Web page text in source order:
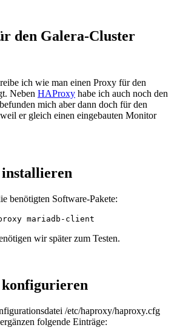
den Galera-Cluster
ich wie man einen Proxy für den
Neben HAProxy habe ich auch noch den
mich aber dann doch für den
er gleich einen eingebauten Monitor
benötigten Software-Pakete:
mariadb-client
wir später zum Testen.
/etc/haproxy/haproxy.cfg
folgende Einträge: